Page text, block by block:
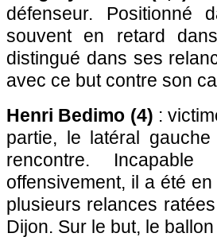
défenseur. Positionné
souvent en retard
distingué dans ses
avec ce but contre son
Henri Bedimo (4) :
partie, le latéral
rencontre.
offensivement, il a été
plusieurs relances
Dijon. Sur le but, le